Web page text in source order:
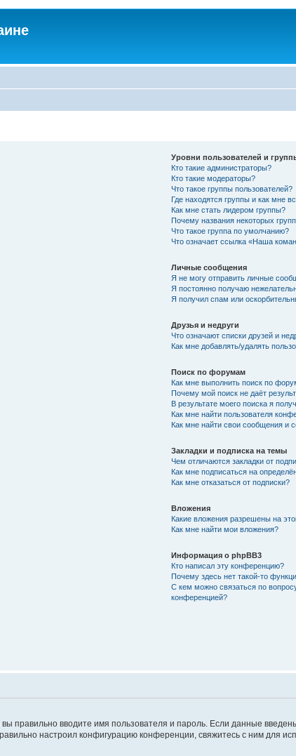
Уровни пользователей и
Кто такие администраторы?
Кто такие модераторы?
Что такое группы пользователей?
Где находятся группы и как мне
Как мне стать лидером группы?
Почему названия некоторых
Что такое группа по умолчанию?
Что означает ссылка «Наша
Личные сообщения
Я не могу отправить личные
Я постоянно получаю
Я получил спам или
Друзья и недруги
Что означают списки друзей и
Как мне добавлять/удалять
Поиск по форумам
Как мне выполнить поиск по
Почему мой поиск не даёт
В результате моего поиска я
Как мне найти пользователя
Как мне найти свои сообщения и
Закладки и подписка на темы
Чем отличаются закладки от
Как мне подписаться на
Как мне отказаться от подписки?
Вложения
Какие вложения разрешены на
Как мне найти мои вложения?
Информация о phpBB3
Кто написал эту конференцию?
Почему здесь нет такой-то
С кем можно связаться по
конференцией?
правильно вводите имя пользователя и пароль. Если данные
настроил конфигурацию конференции, свяжитесь с ним для